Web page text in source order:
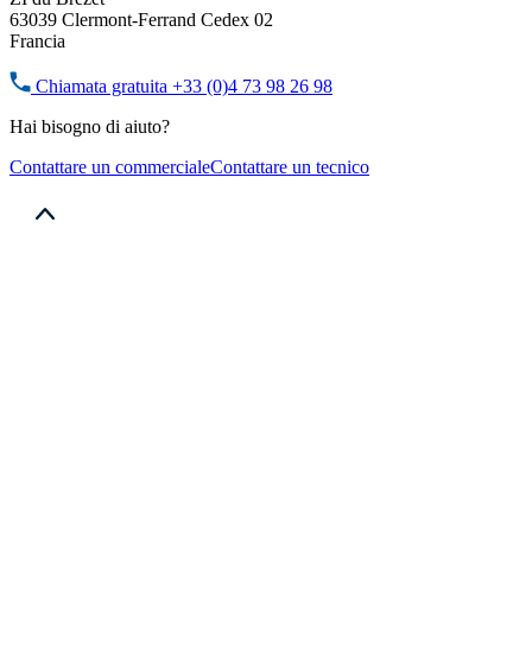
63039 Clermont-Ferrand Cedex 02
Francia
Chiamata gratuita +33 (0)4 73 98 26 98
Hai bisogno di aiuto?
Contattare un commercialeContattare un tecnico